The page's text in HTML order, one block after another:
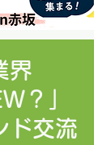
界
？」
ド交流